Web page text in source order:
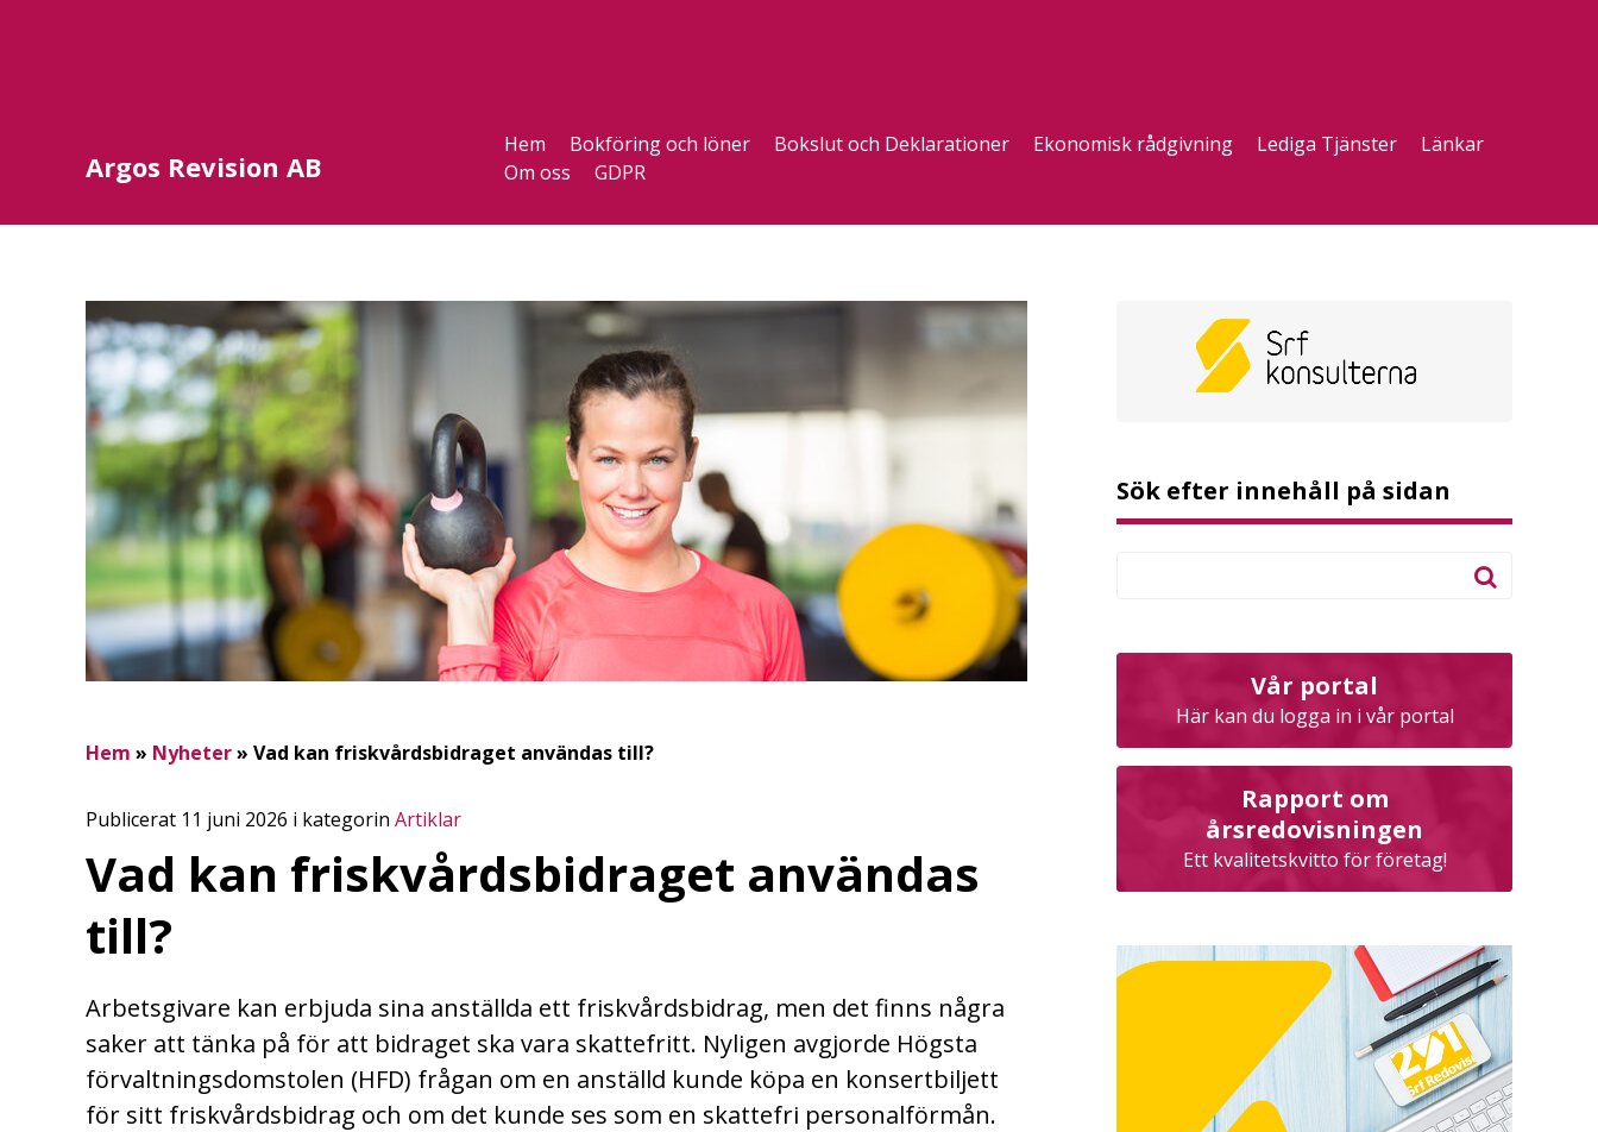
Argos Revision AB
Hem Bokföring och löner Bokslut och Deklarationer Ekonomisk rådgivning Lediga Tjänster
Länkar
Om oss
GDPR
Hem » Nyheter» Vad kan friskvårdsbidraget användas till?
Publicerat 11 juni 2026 i kategorin Artiklar
Vad kan friskvårdsbidraget användas
till?
Arbetsgivare kan erbjuda sina anställda ett friskvårdsbidrag, men det finns några
saker att tänka på för att bidraget ska vara skattefritt. Nyligen avgjorde Högsta
förvaltningsdomstolen (HFD) frågan om en anställd kunde köpa en konsertbiljett
för sitt friskvårdsbidrag och om det kunde ses som en skattefri personalförmån.
Sök efter innehåll på sidan
Vår portal
Här kan du logga in i vår portal
Rapport om
årsredovisningen
Ett kvalitetskvitto för företag!